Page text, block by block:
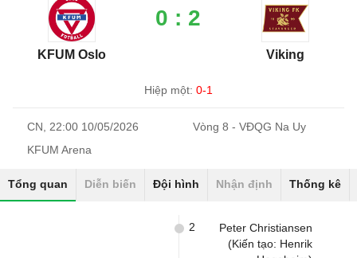
KFUM Oslo
0 : 2
Viking
Hiệp một: 0-1
CN, 22:00 10/05/2026
Vòng 8 - VĐQG Na Uy
KFUM Arena
Tổng quan Diễn biến Đội hình Nhận định Thống kê
Peter Christiansen
(Kiến tạo: Henrik
2